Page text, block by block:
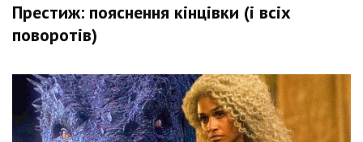
Престиж: пояснення кінцівки (і всіх
поворотів)